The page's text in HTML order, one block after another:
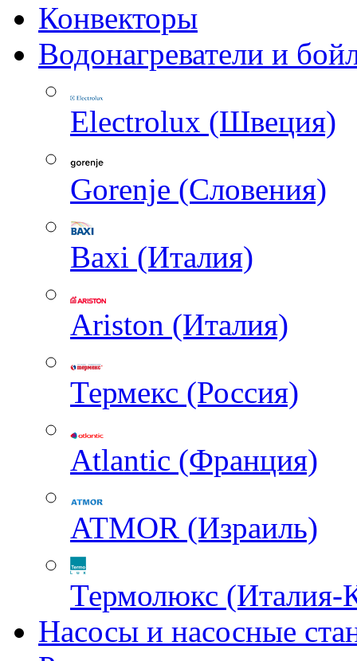
Конвекторы
Водонагреватели и
Electrolux (Швеция)
Gorenje (Словения)
Baxi (Италия)
Ariston (Италия)
Термекс (Россия)
Atlantic (Франция)
ATMOR (Израиль)
Термолюкс (Италия-
Насосы и насосные